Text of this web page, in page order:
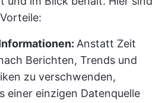
Anstatt Zeit
Berichten, Trends und
zu verschwenden,
einer einzigen Datenquelle